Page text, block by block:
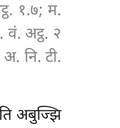
१.७; म.
वं. अट्ठ. २
नि. टी.
अबुज्झि